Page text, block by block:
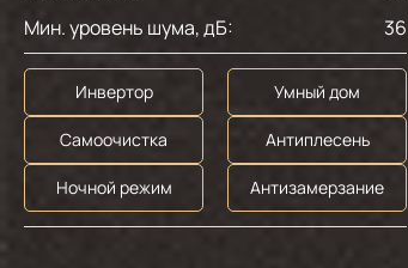
Мин. уровень шума, дБ:
36
Инвертор Умный дом
Самоочистка Антиплесень
Ночной режим Антизамерзание